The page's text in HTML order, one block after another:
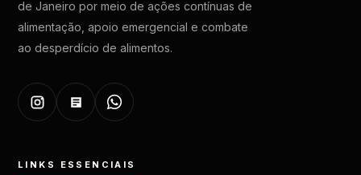
de Janeiro por meio de ações contínuas de
alimentação, apoio emergencial e combate
ao desperdício de alimentos.
LINKS ESSENCIAIS